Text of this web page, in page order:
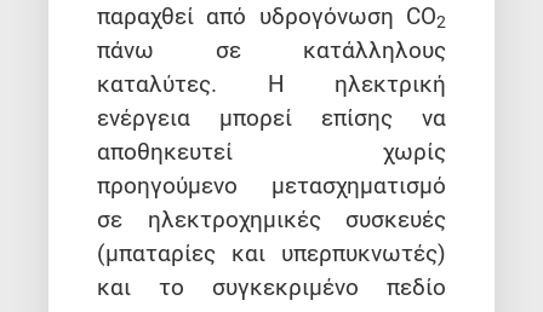
παραχθεί από υδρογόνωση CO2
πάνω σε κατάλληλους
καταλύτες. Η ηλεκτρική
ενέργεια μπορεί επίσης να
αποθηκευτεί χωρίς
προηγούμενο μετασχηματισμό
σε ηλεκτροχημικές συσκευές
(μπαταρίες και υπερπυκνωτές)
και το συγκεκριμένο πεδίο